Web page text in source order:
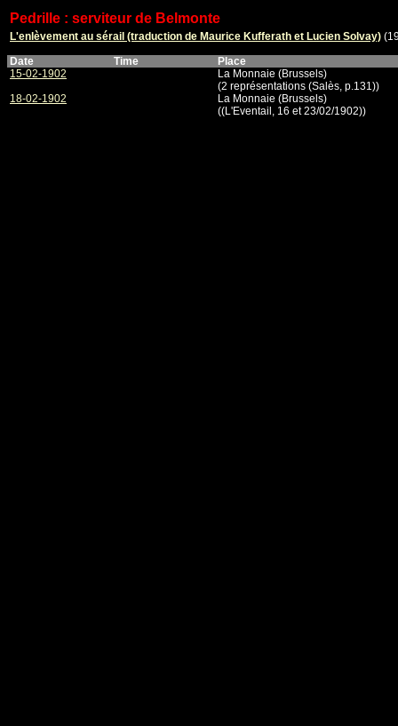
Pedrille : serviteur de Belmonte
L'enlèvement au sérail (traduction de Maurice Kufferath et Lucien Solvay)
Date
Time
Place
15-02-1902
La Monnaie (Brussels)
(2 représentations (Salès, p.131))
18-02-1902
La Monnaie (Brussels)
((L'Eventail, 16 et 23/02/1902))